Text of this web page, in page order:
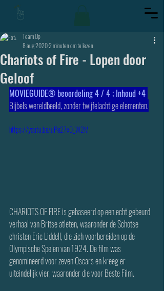
Chariots of Fire - Lopen door
Geloof
Team Up
8 aug 20202 minuten om te lezen
MOVIEGUIDE® beoordeling 4 / 4 ; Inhoud +4
Bijbels wereldbeeld, zonder twijfelachtige elementen.
https://youtu.be/uPe27x0_W2M
CHARIOTS OF FIRE is gebaseerd op een echt gebeurd
verhaal van Britse atleten, waaronder de Schotse
christen Eric Liddell, die zich voorbereiden op de
Olympische Spelen van 1924. De film was
genomineerd voor zeven Oscars en kreeg er
uiteindelijk vier, waaronder die voor Beste Film.